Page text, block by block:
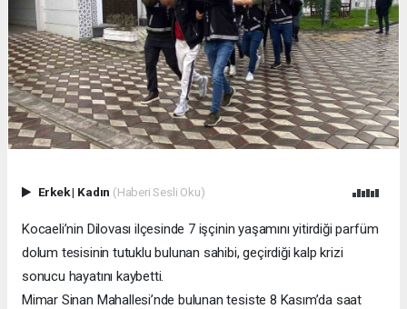
Erkek| Kadın (Haberi Sesli Oku)
Kocaeli’nin Dilovası ilçesinde 7 işçinin yaşamını yitirdiği parfüm
dolum tesisinin tutuklu bulunan sahibi, geçirdiği kalp krizi
sonucu hayatını kaybetti.
Mimar Sinan Mahallesi’nde bulunan tesiste 8 Kasım’da saat